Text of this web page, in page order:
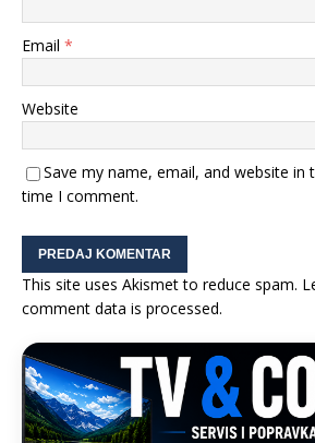
Email *
Website
Save my name, email, and website
time I comment.
This site uses Akismet to reduce spam.
comment data is processed.